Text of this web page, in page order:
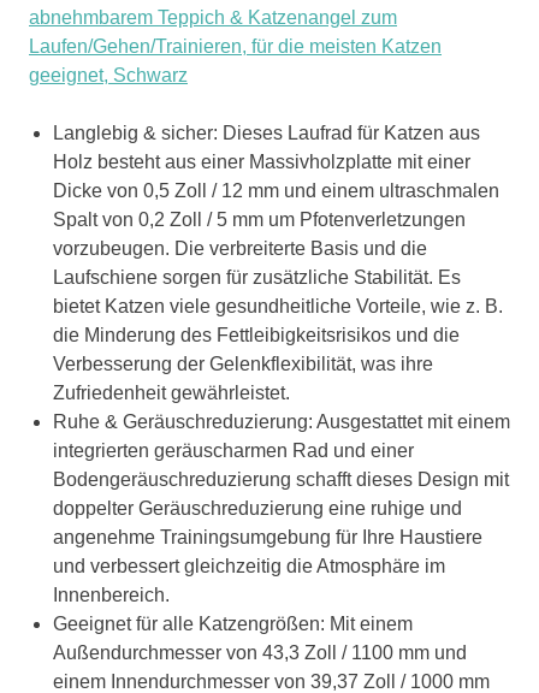
abnehmbarem Teppich & Katzenangel zum
Laufen/Gehen/Trainieren, für die meisten Katzen
geeignet, Schwarz
Langlebig & sicher: Dieses Laufrad für Katzen aus
Holz besteht aus einer Massivholzplatte mit einer
Dicke von 0,5 Zoll / 12 mm und einem ultraschmalen
Spalt von 0,2 Zoll / 5 mm um Pfotenverletzungen
vorzubeugen. Die verbreiterte Basis und die
Laufschiene sorgen für zusätzliche Stabilität. Es
bietet Katzen viele gesundheitliche Vorteile, wie z. B.
die Minderung des Fettleibigkeitsrisikos und die
Verbesserung der Gelenkflexibilität, was ihre
Zufriedenheit gewährleistet.
Ruhe & Geräuschreduzierung: Ausgestattet mit einem
integrierten geräuscharmen Rad und einer
Bodengeräuschreduzierung schafft dieses Design mit
doppelter Geräuschreduzierung eine ruhige und
angenehme Trainingsumgebung für Ihre Haustiere
und verbessert gleichzeitig die Atmosphäre im
Innenbereich.
Geeignet für alle Katzengrößen: Mit einem
Außendurchmesser von 43,3 Zoll / 1100 mm und
einem Innendurchmesser von 39,37 Zoll / 1000 mm